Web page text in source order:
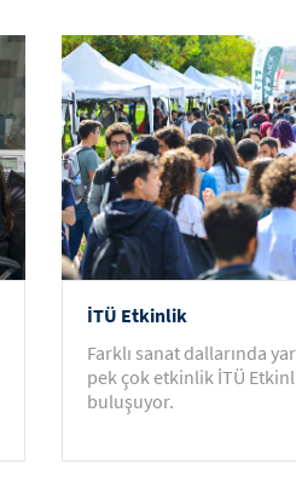
İTÜ Etkinlik
Farklı sanat dallarında
pek çok etkinlik İTÜ
buluşuyor.